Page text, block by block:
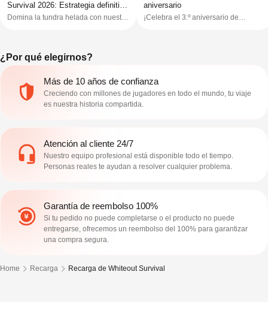
Survival 2026: Estrategia definitiva
para domar
Domina la tundra helada con nuestra
consejos de optimización.
aniversario
¡Celebra el 3.º aniversario de
¿Por qué elegirnos?
Más de 10 años de confianza
Creciendo con millones de jugadores en todo el mundo, tu viaje
es nuestra historia compartida.
Atención al cliente 24/7
Nuestro equipo profesional está disponible todo el tiempo.
Personas reales te ayudan a resolver cualquier problema.
Garantía de reembolso 100%
Si tu pedido no puede completarse o el producto no puede
entregarse, ofrecemos un reembolso del 100% para garantizar
una compra segura.
Home Recarga Recarga de Whiteout Survival